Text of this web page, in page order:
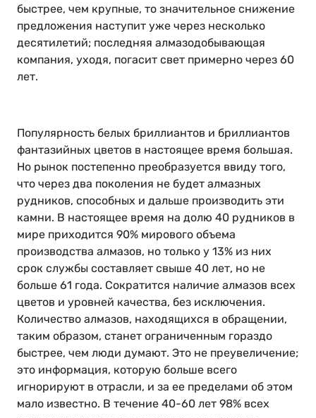
быстрее, чем крупные, то значительное снижение
предложения наступит уже через несколько
десятилетий; последняя алмазодобывающая
компания, уходя, погасит свет примерно через 60
лет.
Популярность белых бриллиантов и бриллиантов
фантазийных цветов в настоящее время большая.
Но рынок постепенно преобразуется ввиду того,
что через два поколения не будет алмазных
рудников, способных и дальше производить эти
камни. В настоящее время на долю 40 рудников в
мире приходится 90% мирового объема
производства алмазов, но только у 13% из них
срок службы составляет свыше 40 лет, но не
больше 61 года. Сократится наличие алмазов всех
цветов и уровней качества, без исключения.
Количество алмазов, находящихся в обращении,
таким образом, станет ограниченным гораздо
быстрее, чем люди думают. Это не преувеличение;
это информация, которую больше всего
игнорируют в отрасли, и за ее пределами об этом
мало известно. В течение 40-60 лет 98% всех